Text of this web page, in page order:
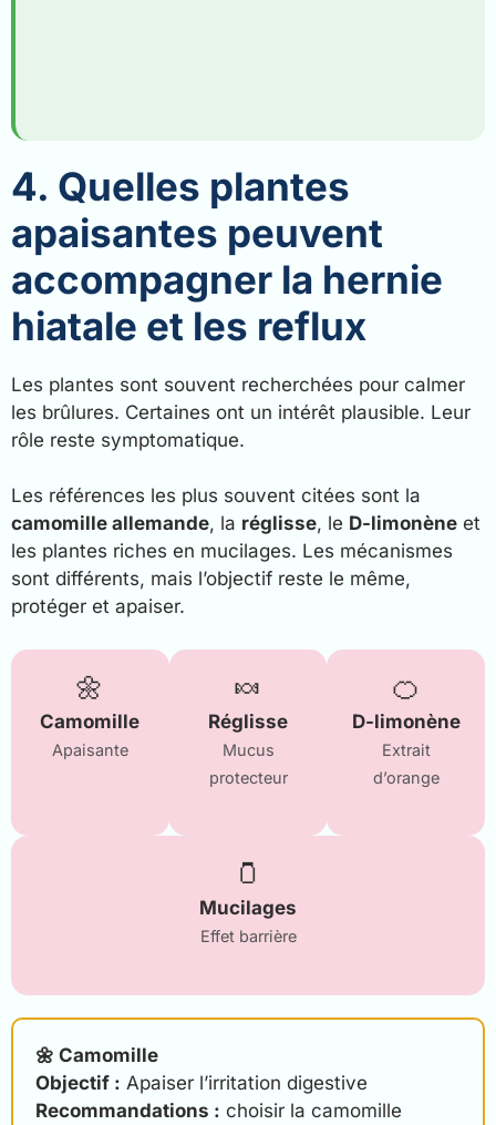
4. Quelles plantes
apaisantes peuvent
accompagner la hernie
hiatale et les reflux
Les plantes sont souvent recherchées pour calmer
les brûlures. Certaines ont un intérêt plausible. Leur
rôle reste symptomatique.
Les références les plus souvent citées sont la
camomille allemande, la réglisse, le D-limonène et
les plantes riches en mucilages. Les mécanismes
sont différents, mais l’objectif reste le même,
protéger et apaiser.
🌼
Camomille
Apaisante
🍬
Réglisse
Mucus
protecteur
🍊
D-limonène
Extrait
d’orange
🫙
Mucilages
Effet barrière
🌼 Camomille
Objectif : Apaiser l’irritation digestive
Recommandations : choisir la camomille